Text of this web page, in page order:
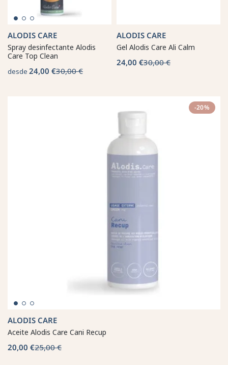
ALODIS CARE
Spray desinfectante Alodis
Care Top Clean
desde 24,00 €30,00 €
ALODIS CARE
Gel Alodis Care Ali Calm
24,00 €30,00 €
-20%
ALODIS CARE
Aceite Alodis Care Cani Recup
20,00 €25,00 €